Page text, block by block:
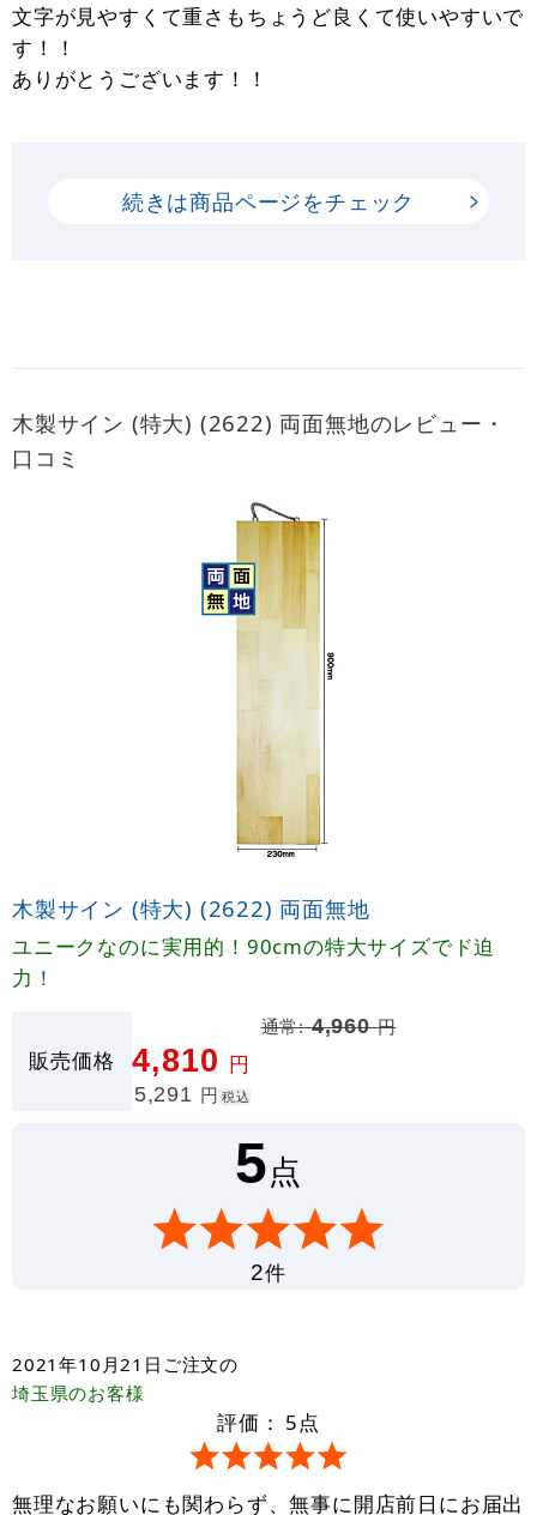
文字が見やすくて重さもちょうど良くて使いやすいで
す！！
ありがとうございます！！
続きは商品ページをチェック
木製サイン (特大) (2622) 両面無地のレビュー・
口コミ
木製サイン (特大) (2622) 両面無地
ユニークなのに実用的！90cmの特大サイズでド迫
力！
販売価格
通常:4,960円
4,810 円
5,291 円 税込
5点
2件
2021年10月21日 ご注文の
埼玉県のお客様
評価： 5点
無理なお願いにも関わらず、無事に開店前日にお届出